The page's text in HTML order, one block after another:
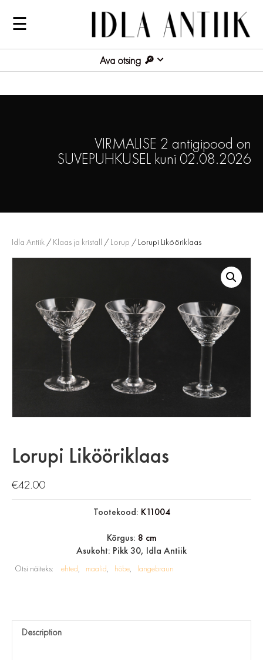
☰
Ava otsing
VIRMALISE 2 antigipood on
SUVEPUHKUSEL kuni 02.08.2026
Idla Antiik / Klaas ja kristall / Lorup / Lorupi Likööriklaas
Lorupi Likööriklaas
€42.00
Tootekood: K11004
Kõrgus: 8 cm
Asukoht: Pikk 30, Idla Antiik
Otsi näiteks: ehted maalid hõbe langebraun
Description